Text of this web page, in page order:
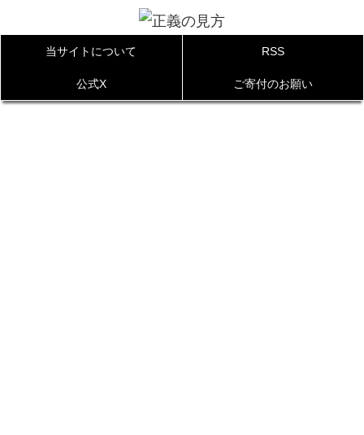
当サイトについて RSS
公式X ご寄付のお願い